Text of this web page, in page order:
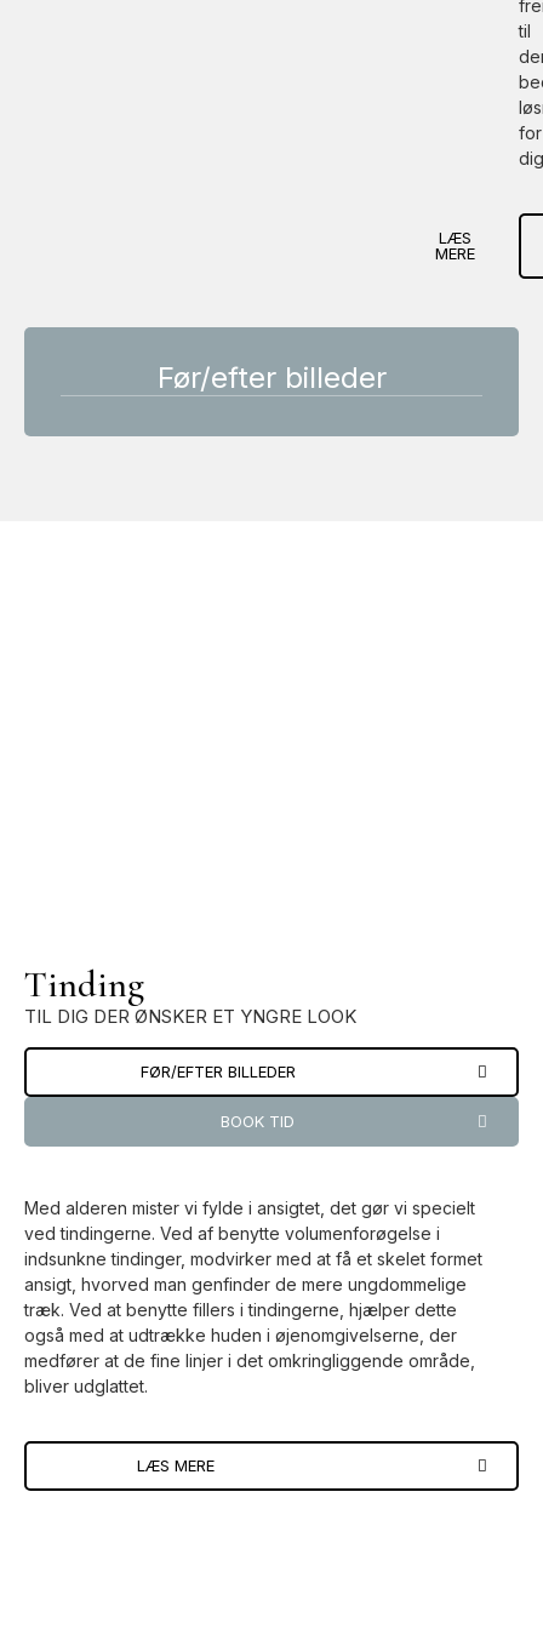
til
for
LÆS
MERE
Før/efter billeder
Tinding
TIL DIG DER ØNSKER ET YNGRE LOOK
FØR/EFTER BILLEDER
BOOK TID
Med alderen mister vi fylde i ansigtet, det gør vi specielt
ved tindingerne. Ved af benytte volumenforøgelse i
indsunkne tindinger, modvirker med at få et skelet formet
ansigt, hvorved man genfinder de mere ungdommelige
træk. Ved at benytte fillers i tindingerne, hjælper dette
også med at udtrække huden i øjenomgivelserne, der
medfører at de fine linjer i det omkringliggende område,
bliver udglattet.
LÆS MERE